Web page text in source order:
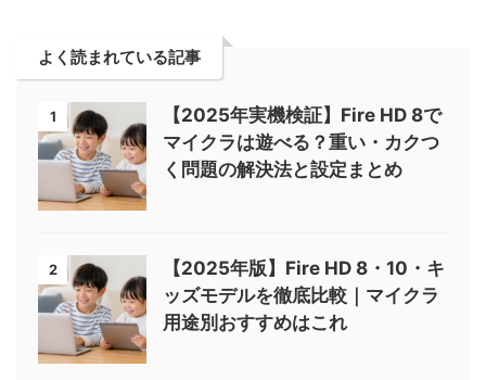
よく読まれている記事
1
【2025年実機検証】Fire HD 8で
マイクラは遊べる？重い・カクつ
く問題の解決法と設定まとめ
2
【2025年版】Fire HD 8・10・キ
ッズモデルを徹底比較｜マイクラ
用途別おすすめはこれ